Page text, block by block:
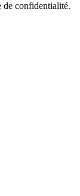
de confidentialité.